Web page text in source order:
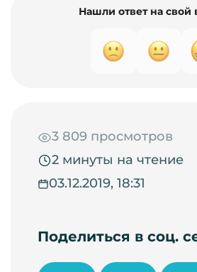
Нашли ответ на свой
3 809 просмотров
2 минуты на чтение
03.12.2019, 18:31
Поделиться в соц.